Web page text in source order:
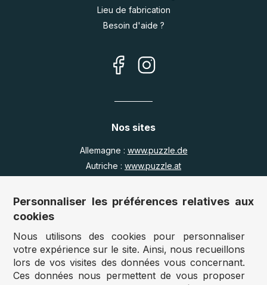
Lieu de fabrication
Besoin d'aide ?
Nos sites
Allemagne : www.puzzle.de
Autriche : www.puzzle.at
Royaume Uni :
www.jigsawpuzzle.co.uk
Accès revendeurs / détaillants
Vous avez un magasin ?
Vous souhaitez accéder à nos prix revendeurs ?
Personnaliser les préférences relatives aux
cookies
Nous utilisons des cookies pour personnaliser
votre expérience sur le site. Ainsi, nous recueillons
lors de vos visites des données vous concernant.
Ces données nous permettent de vous proposer